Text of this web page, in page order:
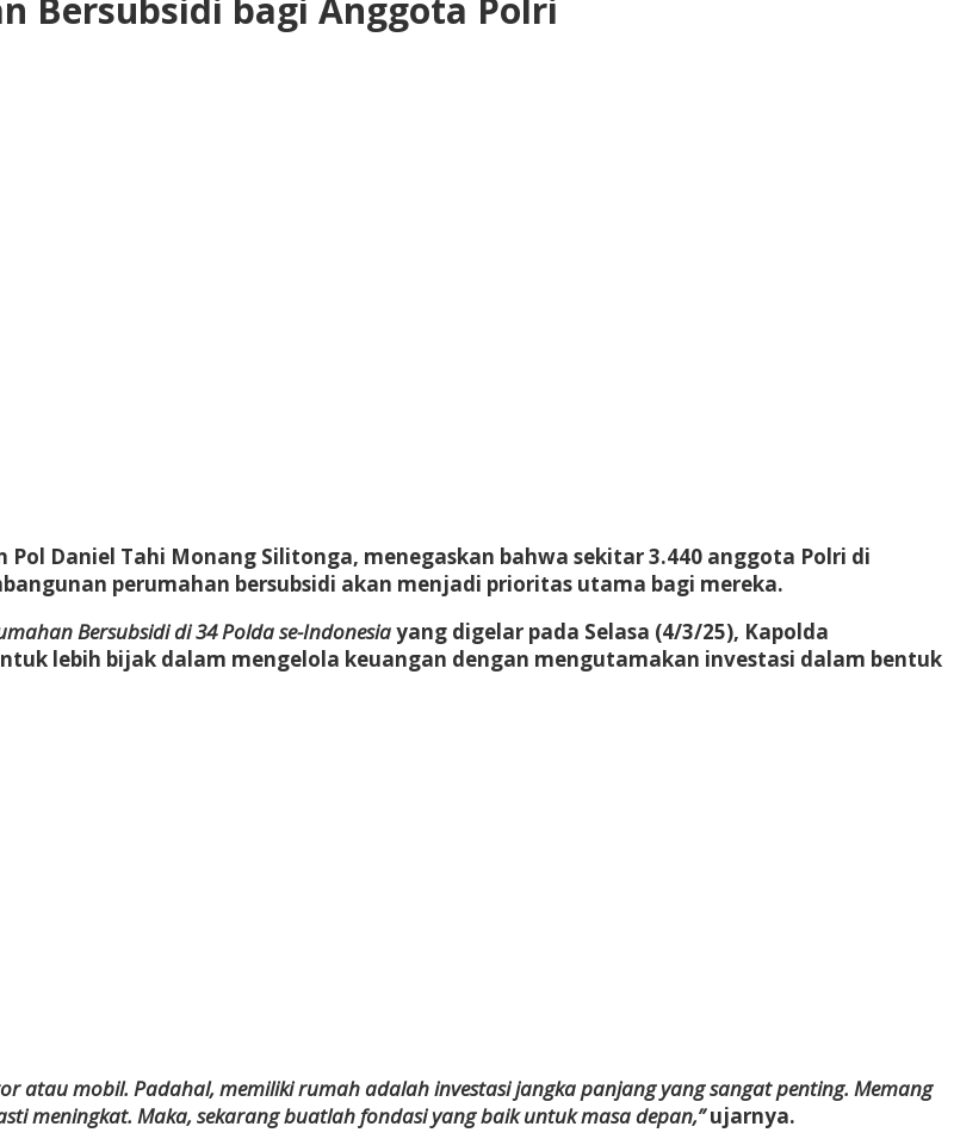
Bersubsidi bagi Anggota Polri
Pol Daniel Tahi Monang Silitonga, menegaskan bahwa sekitar 3.440 anggota Polri di
perumahan bersubsidi akan menjadi prioritas utama bagi mereka.
Bersubsidi di 34 Polda se-Indonesiayang digelar pada Selasa (4/3/25), Kapolda
lebih bijak dalam mengelola keuangan dengan mengutamakan investasi dalam bentuk
atau mobil. Padahal, memiliki rumah adalah investasi jangka panjang yang sangat penting. Memang
meningkat. Maka, sekarang buatlah fondasi yang baik untuk masa depan,”ujarnya.